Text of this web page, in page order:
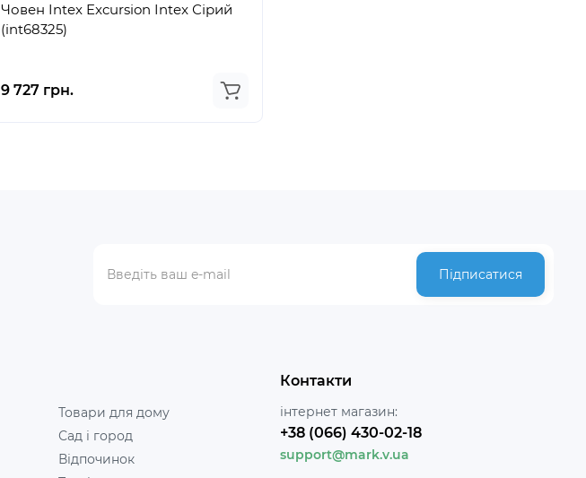
Човен Intex Excursion Intex Сірий
(int68325)
9 727 грн.
Підписатися
Товари для дому
Сад і город
Відпочинок
Контакти
інтернет магазин:
+38 (066) 430-02-18
support@mark.v.ua